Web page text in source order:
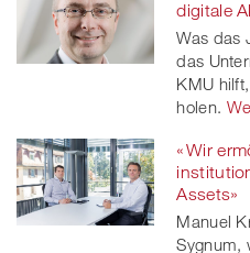
digitale
Was das
das
KMU
holen.
« Wir
Assets»
Manuel
Sygnum,